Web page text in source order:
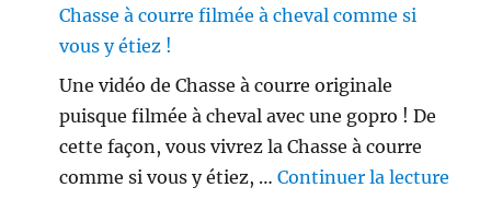
Chasse à courre filmée à cheval comme si
vous y étiez !
Une vidéo de Chasse à courre originale
puisque filmée à cheval avec une gopro ! De
cette façon, vous vivrez la Chasse à courre
comme si vous y étiez, …Continuer la lecture